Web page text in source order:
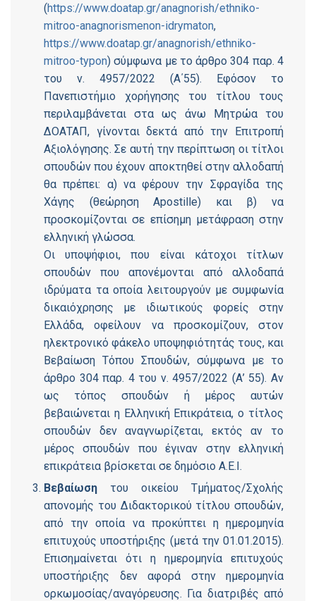
(https://www.doatap.gr/anagnorish/ethniko-
mitroo-anagnorismenon-idrymaton,
https://www.doatap.gr/anagnorish/ethniko-
mitroo-typon) σύμφωνα με το άρθρο 304 παρ. 4
του ν. 4957/2022 (Α΄55). Εφόσον το
Πανεπιστήμιο χορήγησης του τίτλου τους
περιλαμβάνεται στα ως άνω Μητρώα του
ΔΟΑΤΑΠ, γίνονται δεκτά από την Επιτροπή
Αξιολόγησης. Σε αυτή την περίπτωση οι τίτλοι
σπουδών που έχουν αποκτηθεί στην αλλοδαπή
θα πρέπει: α) να φέρουν την Σφραγίδα της
Χάγης (θεώρηση Apostille) και β) να
προσκομίζονται σε επίσημη μετάφραση στην
ελληνική γλώσσα.
Οι υποψήφιοι, που είναι κάτοχοι τίτλων
σπουδών που απονέμονται από αλλοδαπά
ιδρύματα τα οποία λειτουργούν με συμφωνία
δικαιόχρησης με ιδιωτικούς φορείς στην
Ελλάδα, οφείλουν να προσκομίζουν, στον
ηλεκτρονικό φάκελο υποψηφιότητάς τους, και
Βεβαίωση Τόπου Σπουδών, σύμφωνα με το
άρθρο 304 παρ. 4 του ν. 4957/2022 (Α’ 55). Αν
ως τόπος σπουδών ή μέρος αυτών
βεβαιώνεται η Ελληνική Επικράτεια, ο τίτλος
σπουδών δεν αναγνωρίζεται, εκτός αν το
μέρος σπουδών που έγιναν στην ελληνική
επικράτεια βρίσκεται σε δημόσιο Α.Ε.Ι.
Βεβαίωση του οικείου Τμήματος/Σχολής
απονομής του Διδακτορικού τίτλου σπουδών,
από την οποία να προκύπτει η ημερομηνία
επιτυχούς υποστήριξης (μετά την 01.01.2015).
Επισημαίνεται ότι η ημερομηνία επιτυχούς
υποστήριξης δεν αφορά στην ημερομηνία
ορκωμοσίας/αναγόρευσης. Για διατριβές από